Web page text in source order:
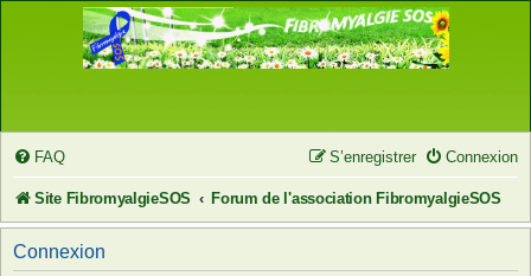
FAQ Connexion
S’enregistrer
Site FibromyalgieSOS Forum de l'association FibromyalgieSOS
Connexion